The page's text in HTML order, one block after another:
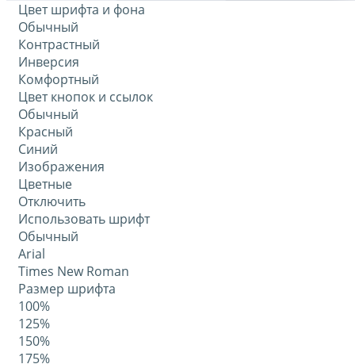
Цвет шрифта и фона
Обычный
Контрастный
Инверсия
Комфортный
Цвет кнопок и ссылок
Обычный
Красный
Синий
Изображения
Цветные
Отключить
Использовать шрифт
Обычный
Arial
Times New Roman
Размер шрифта
100%
125%
150%
175%